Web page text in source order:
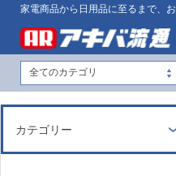
家電商品から日用品に至るまで、
カテゴリー